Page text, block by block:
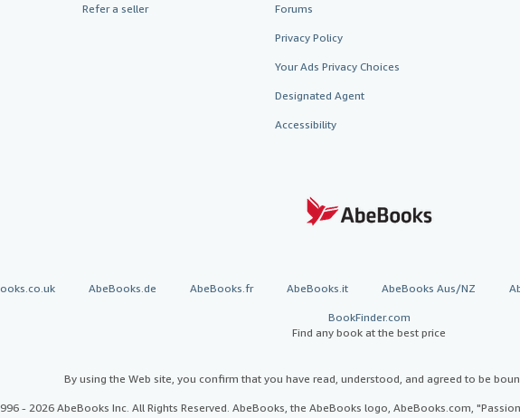
Refer a seller Forums
Privacy Policy
Your Ads Privacy Choices
Designated Agent
Accessibility
AbeBooks.de AbeBooks.fr AbeBooks.it AbeBooks Aus/NZ
BookFinder.com
Find any book at the best price
By using the Web site, you confirm that you have read, understood, and agreed to be
- 2026 AbeBooks Inc. All Rights Reserved. AbeBooks, the AbeBooks logo, AbeBooks.com,